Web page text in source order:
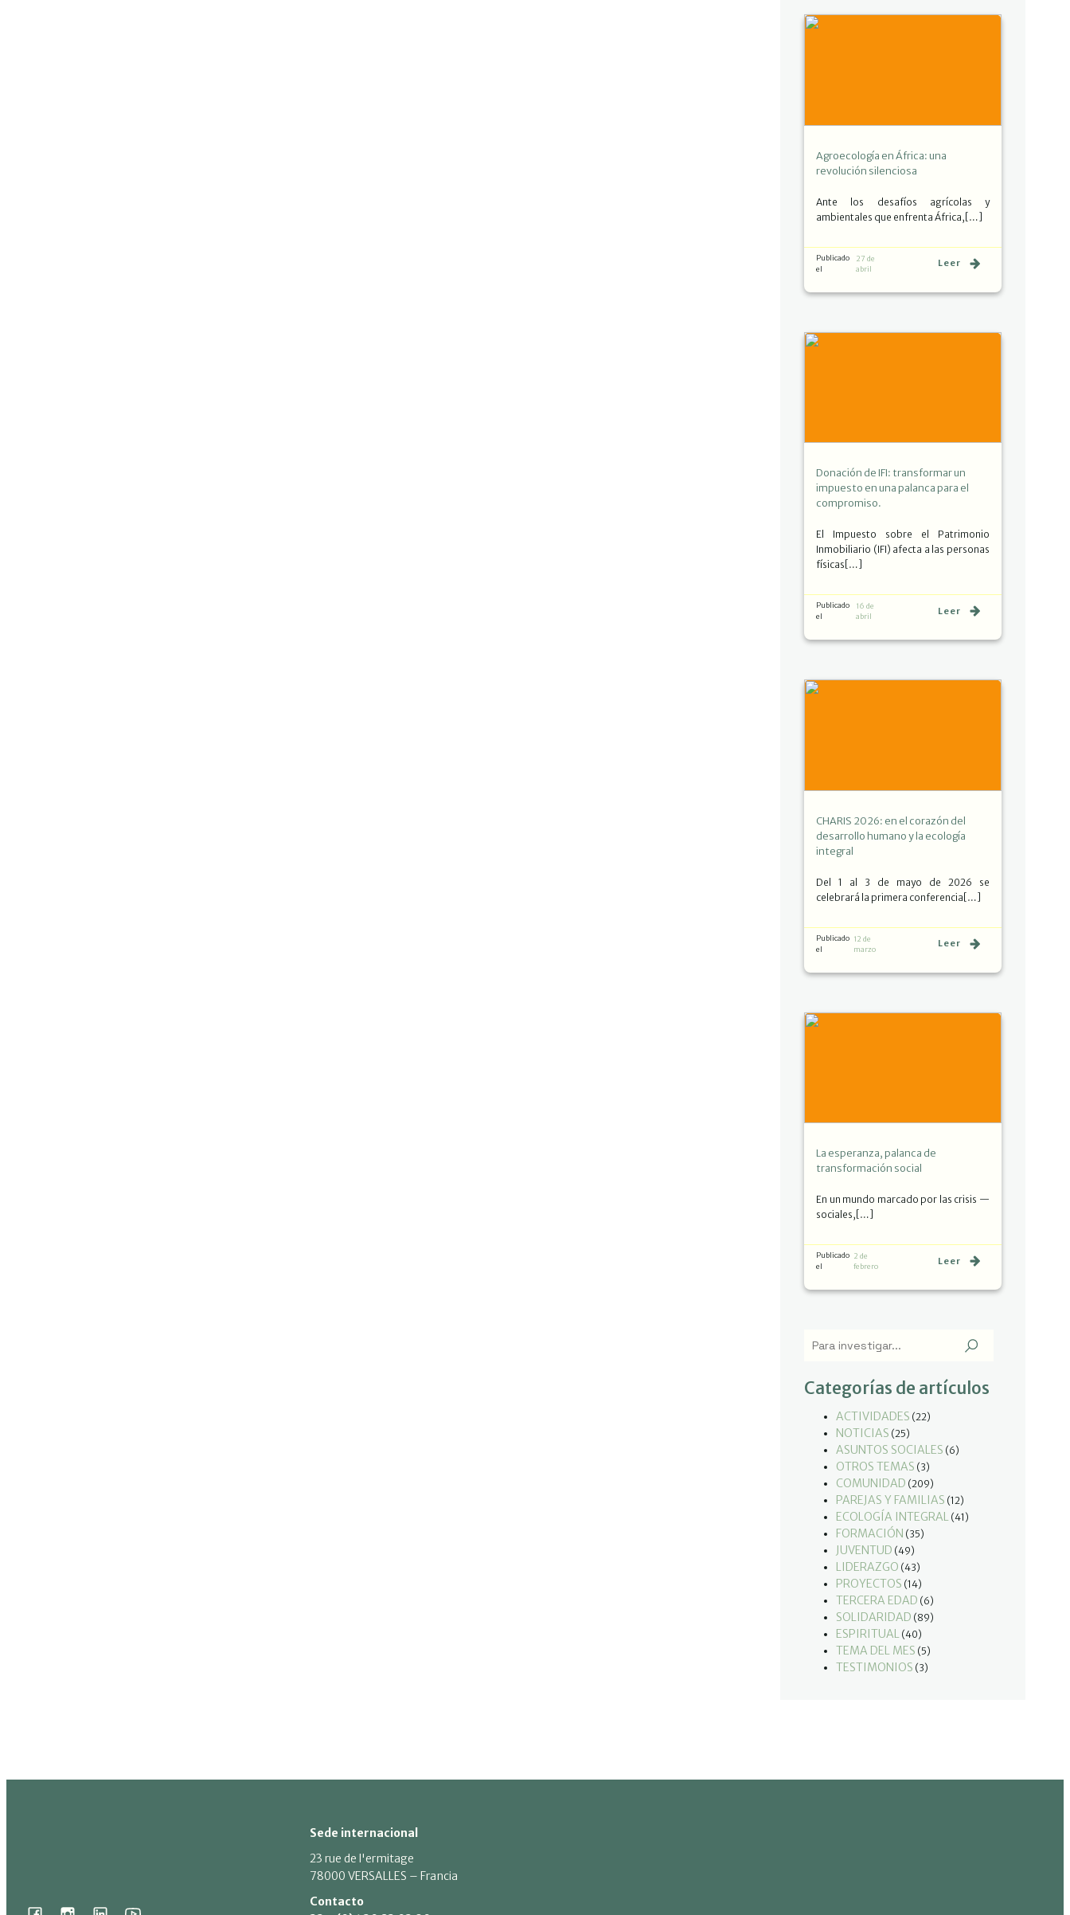
Agroecología en África: una
revolución silenciosa
Ante los desafíos agrícolas y
ambientales que enfrenta África,[…]
Publicado
el
27 de
abril
Leer
Donación de IFI: transformar un
impuesto en una palanca para el
compromiso.
El Impuesto sobre el Patrimonio
Inmobiliario (IFI) afecta a las personas
físicas[…]
Publicado
el
16 de
abril
Leer
CHARIS 2026: en el corazón del
desarrollo humano y la ecología
integral
Del 1 al 3 de mayo de 2026 se
celebrará la primera conferencia[…]
Publicado
el
12 de
marzo
Leer
La esperanza, palanca de
transformación social
En un mundo marcado por las crisis —
sociales,[…]
Publicado
el
2 de
febrero
Leer
Categorías de artículos
ACTIVIDADES (22)
NOTICIAS (25)
ASUNTOS SOCIALES (6)
OTROS TEMAS (3)
COMUNIDAD (209)
PAREJAS Y FAMILIAS (12)
ECOLOGÍA INTEGRAL (41)
FORMACIÓN (35)
JUVENTUD (49)
LIDERAZGO (43)
PROYECTOS (14)
TERCERA EDAD (6)
SOLIDARIDAD (89)
ESPIRITUAL (40)
TEMA DEL MES (5)
TESTIMONIOS (3)
Sede internacional
23 rue de l'ermitage
78000 VERSALLES – Francia
Contacto